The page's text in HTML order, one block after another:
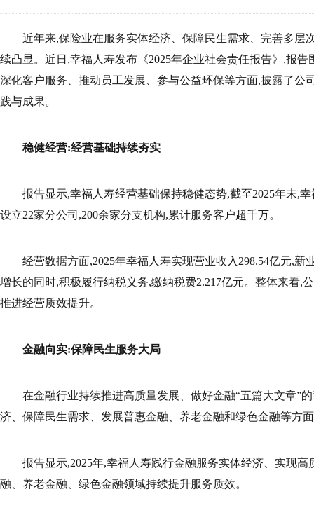
近年来,保险业在服务实体经济、保障民生需求、完善多层
续凸显。近日,幸福人寿发布《2025年企业社会责任报告》,报
深化客户服务、推动员工发展、参与公益环保等方面,披露了公
践与成果。
稳健经营:经营基础持续夯实
报告显示,幸福人寿经营基础保持稳健态势,截至2025年末,
设立22家分公司,200余家分支机构,累计服务客户超千万。
经营数据方面,2025年幸福人寿实现营业收入298.54亿元,新
增长的同时,积极履行纳税义务,缴纳税费2.217亿元。整体来看,
推进经营质效提升。
金融向实:保障民生服务大局
在金融行业持续推进高质量发展、做好金融“五篇大文章”
济、保障民生需求、发展普惠金融、养老金融和绿色金融等方
报告显示,2025年,幸福人寿践行金融服务实体经济、实现
融、养老金融、绿色金融领域持续提升服务质效。